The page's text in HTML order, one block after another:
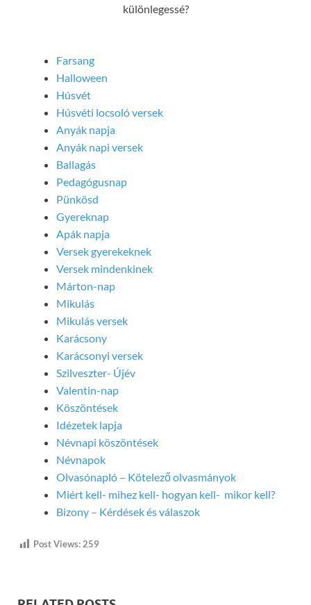
különlegessé?
Farsang
Halloween
Húsvét
Húsvéti locsoló versek
Anyák napja
Anyák napi versek
Ballagás
Pedagógusnap
Pünkösd
Gyereknap
Apák napja
Versek gyerekeknek
Versek mindenkinek
Márton-nap
Mikulás
Mikulás versek
Karácsony
Karácsonyi versek
Szilveszter- Újév
Valentin-nap
Köszöntések
Idézetek lapja
Névnapi köszöntések
Névnapok
Olvasónapló – Kötelező olvasmányok
Miért kell- mihez kell- hogyan kell- mikor kell?
Bizony – Kérdések és válaszok
Post Views:259